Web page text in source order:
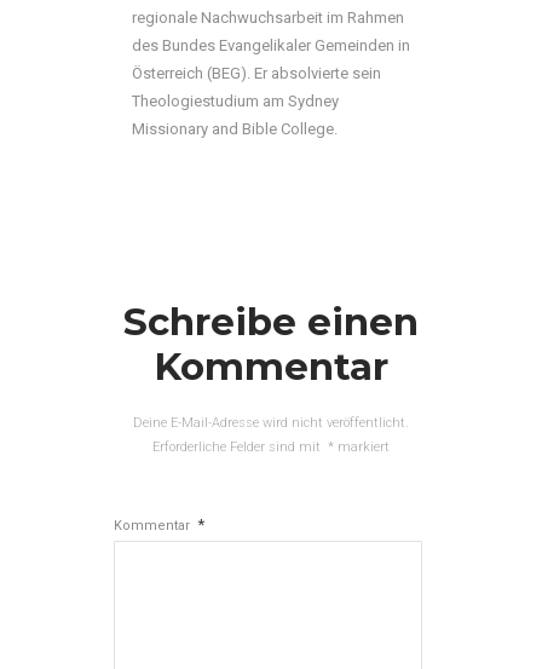
regionale Nachwuchsarbeit im Rahmen
des Bundes Evangelikaler Gemeinden in
Österreich (BEG). Er absolvierte sein
Theologiestudium am Sydney
Missionary and Bible College.
Schreibe einen
Kommentar
Deine E-Mail-Adresse wird nicht veröffentlicht.
Erforderliche Felder sind mit * markiert
Kommentar *